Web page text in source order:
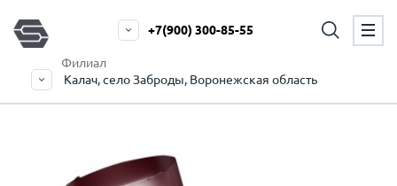
Филиал
Калач, село Заброды, Воронежская область
+7(900) 300-85-55